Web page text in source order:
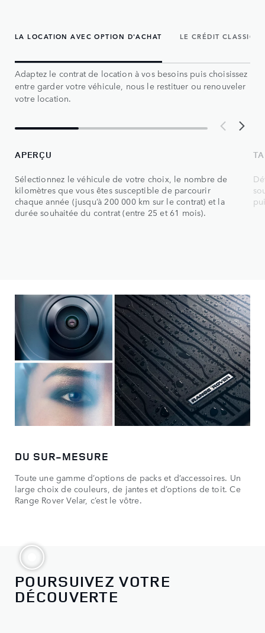
LA LOCATION AVEC OPTION D'ACHAT LE CRÉDIT
Adaptez le contrat de location à vos besoins puis choisissez
entre garder votre véhicule, nous le restituer ou renouveler
votre location.
APERÇU
Sélectionnez le véhicule de votre choix, le nombre de
kilomètres que vous êtes susceptible de parcourir
chaque année (jusqu’à 200 000 km sur le contrat) et la
durée souhaitée du contrat (entre 25 et 61 mois).
DU SUR-MESURE
Toute une gamme d’options de packs et d’accessoires. Un
large choix de couleurs, de jantes et d’options de toit. Ce
Range Rover Velar, c’est le vôtre.
POURSUIVEZ VOTRE
DÉCOUVERTE